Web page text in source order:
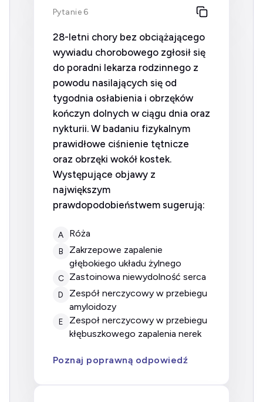
Pytanie 6
28-letni chory bez obciążającego
wywiadu chorobowego zgłosił się
do poradni lekarza rodzinnego z
powodu nasilających się od
tygodnia osłabienia i obrzęków
kończyn dolnych w ciągu dnia oraz
nykturii. W badaniu fizykalnym
prawidłowe ciśnienie tętnicze
oraz obrzęki wokół kostek.
Występujące objawy z
największym
prawdopodobieństwem sugerują:
A róża
B
zakrzepowe zapalenie
głębokiego układu żylnego
C zastoinowa niewydolność serca
D
zespół nerczycowy w przebiegu
amyloidozy
E
zespoł nerczycowy w przebiegu
kłębuszkowego zapalenia nerek
Poznaj poprawną odpowiedź